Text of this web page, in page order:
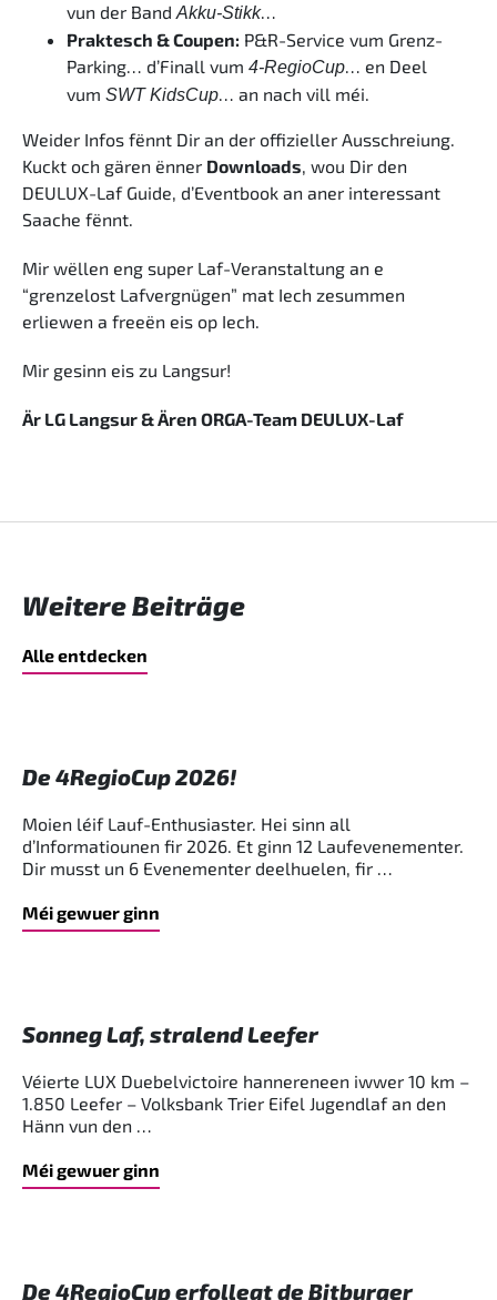
vun der Band Akku-Stikk…
Praktesch & Coupen: P&R-Service vum Grenz-
Parking… d’Finall vum 4-RegioCup… en Deel
vum SWT KidsCup… an nach vill méi.
Weider Infos fënnt Dir an der offizieller Ausschreiung.
Kuckt och gären ënner Downloads, wou Dir den
DEULUX-Laf Guide, d’Eventbook an aner interessant
Saache fënnt.
Mir wëllen eng super Laf-Veranstaltung an e
“grenzelost Lafvergnügen” mat Iech zesummen
erliewen a freeën eis op Iech.
Mir gesinn eis zu Langsur!
Är LG Langsur & Ären ORGA-Team DEULUX-Laf
Weitere Beiträge
Alle entdecken
De 4RegioCup 2026!
Moien léif Lauf-Enthusiaster. Hei sinn all
d’Informatiounen fir 2026. Et ginn 12 Laufevenementer.
Dir musst un 6 Evenementer deelhuelen, fir …
Méi gewuer ginn
Sonneg Laf, stralend Leefer
Véierte LUX Duebelvictoire hannereneen iwwer 10 km –
1.850 Leefer – Volksbank Trier Eifel Jugendlaf an den
Hänn vun den …
Méi gewuer ginn
De 4RegioCup erfollegt de Bitburger